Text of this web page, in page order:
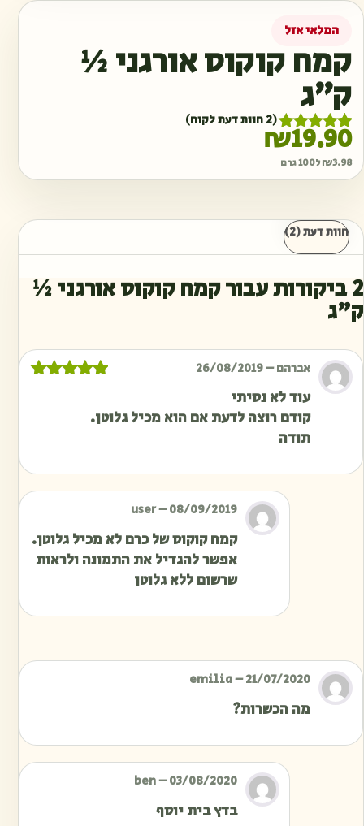
קמח קוקוס אורגני ½
ק״ג
מדורג5.00
מבוסס על
1
דירוגים של
(
2חוות דעת לקוח)
₪19.90
₪3.98 ל100 גרם
המלאי אזל
חוות דעת (2)
2 ביקורות עבור קמח קוקוס אורגני ½
ק״ג
אברהם–
26/08/2019
עוד לא נסיתי
קודם רוצה לדעת אם הוא מכיל גלוטן.
תודה
user–08/09/2019
קמח קוקוס של כרם לא מכיל גלוטן.
אפשר להגדיל את התמונה ולראות
שרשום ללא גלוטן
emilia–21/07/2020
מה הכשרות?
ben–03/08/2020
בדץ בית יוסף